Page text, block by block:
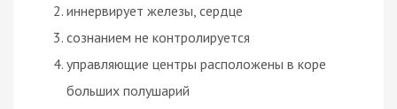
иннервирует железы, сердце
сознанием не контролируется
управляющие центры расположены в коре
больших полушарий